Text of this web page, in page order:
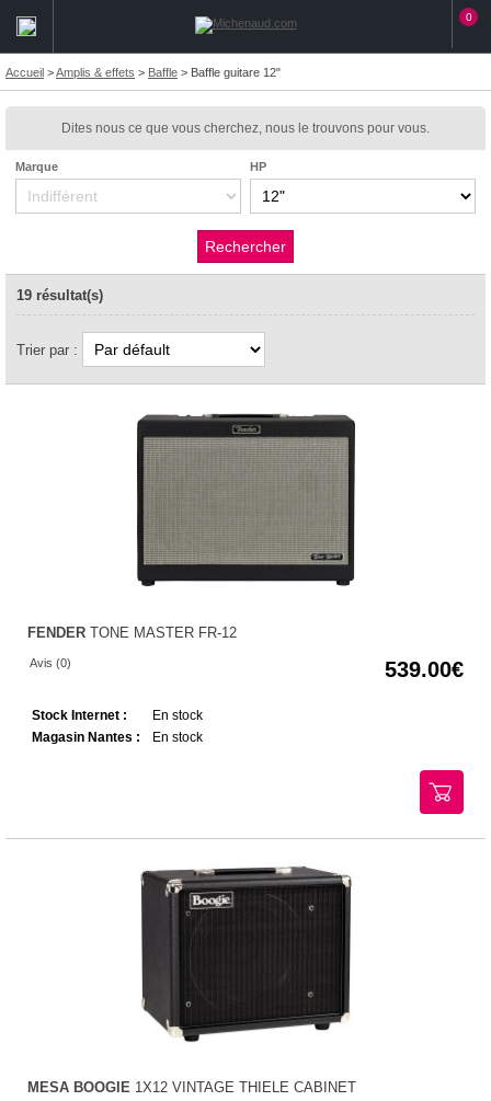
0
Accueil >Amplis & effets > Baffle > Baffle guitare 12"
Dites nous ce que vous cherchez, nous le trouvons pour vous.
Marque HP
19 résultat(s)
Trier par :
FENDER TONE MASTER FR-12
Avis (0) 539.00
Stock Internet :
En stock
Magasin Nantes :
En stock
MESA BOOGIE 1X12 VINTAGE THIELE CABINET